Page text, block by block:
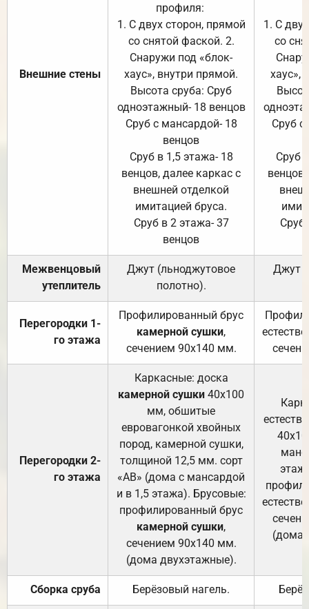
Внешние стены
профиля:
1. С двух сторон, прямой
со снятой фаской. 2.
Снаружи под «блок-
хаус», внутри прямой.
Высота сруба: Сруб
одноэтажный- 18 венцов
Сруб с мансардой- 18
венцов
Сруб в 1,5 этажа- 18
венцов, далее каркас с
внешней отделкой
имитацией бруса.
Сруб в 2 этажа- 37
венцов
1. С
со
хаус»,
Сруб с
Сруб
Сруб
Межвенцовый
утеплитель
Джут (льноджутовое
полотно).
Джут
Перегородки 1-
го этажа
Профилированный брус
камерной сушки,
сечением 90х140 мм.
Перегородки 2-
го этажа
Каркасные: доска
камерной сушки 40х100
мм, обшитые
евровагонкой хвойных
пород, камерной сушки,
толщиной 12,5 мм. сорт
«АВ» (дома с мансардой
и в 1,5 этажа). Брусовые:
профилированный брус
камерной сушки,
сечением 90х140 мм.
(дома двухэтажные).
(дома
Сборка сруба Берёзовый нагель.